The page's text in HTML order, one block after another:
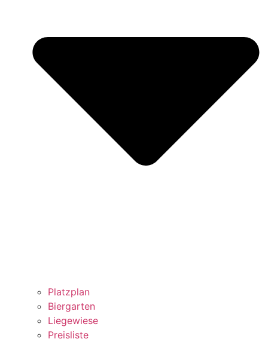
Platzplan
Biergarten
Liegewiese
Preisliste